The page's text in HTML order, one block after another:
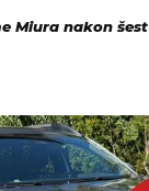
Miura nakon šest